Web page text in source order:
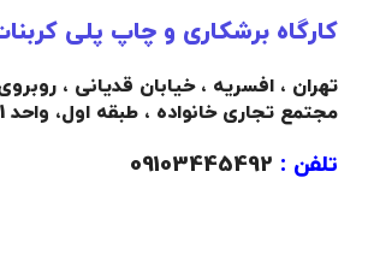
کارگاه برشکاری و چاپ پلی
تهران ، افسریه ، خیابان قدیانی ،
مجتمع تجاری خانواده ، طبقه اول، واحد 131
تلفن :